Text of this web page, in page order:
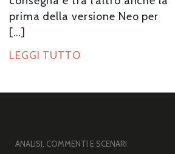
prima della versione Neo per
[…]
LEGGI TUTTO
ANALISI, COMMENTI E SCENARI